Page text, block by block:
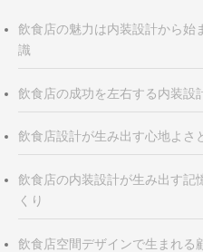
飲食店の魅力は内装設計から始
識
飲食店の成功を左右する内装設
飲食店設計が生み出す心地よさ
飲食店の内装設計が生み出す記
くり
飲食店空間デザインで生まれる